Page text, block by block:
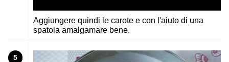
Aggiungere quindi le carote e con l'aiuto di una
spatola amalgamare bene.
5